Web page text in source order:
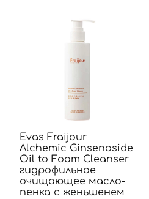
Evas Fraijour
Alchemic Ginsenoside
Oil to Foam Cleanser
гидрофильное
очищающее масло-
пенка с женьшенем